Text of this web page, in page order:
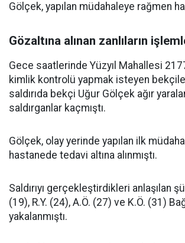
Gölçek, yapılan müdahaleye rağmen
Gözaltına alınan zanlıların
Gece saatlerinde Yüzyıl Mahallesi
kimlik kontrolü yapmak isteyen
saldırıda bekçi Uğur Gölçek ağır
saldırganlar kaçmıştı.
Gölçek, olay yerinde yapılan ilk
hastanede tedavi altına alınmıştı.
Saldırıyı gerçekleştirdikleri anlaşılan
(19), R.Y. (24), A.Ö. (27) ve K.Ö. (31)
yakalanmıştı.